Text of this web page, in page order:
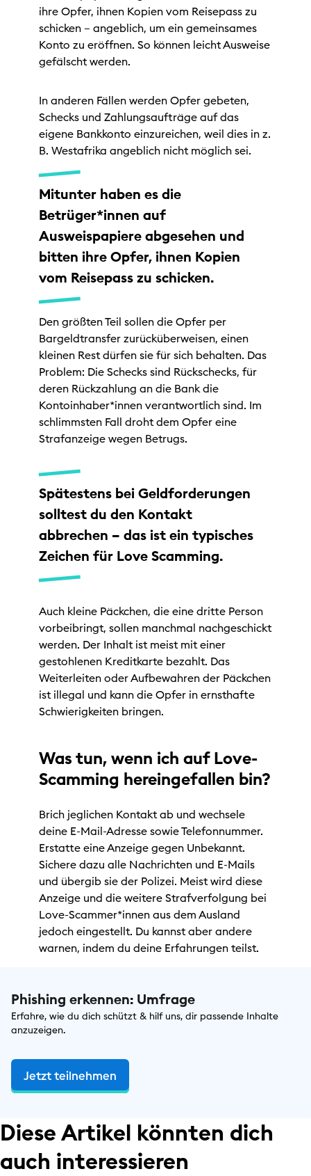
ihre Opfer, ihnen Kopien vom Reisepass zu
schicken – angeblich, um ein gemeinsames
Konto zu eröffnen. So können leicht Ausweise
gefälscht werden.
In anderen Fällen werden Opfer gebeten,
Schecks und Zahlungsaufträge auf das
eigene Bankkonto einzureichen, weil dies in z.
B. Westafrika angeblich nicht möglich sei.
Mitunter haben es die
Betrüger*innen auf
Ausweispapiere abgesehen und
bitten ihre Opfer, ihnen Kopien
vom Reisepass zu schicken.
Den größten Teil sollen die Opfer per
Bargeldtransfer zurücküberweisen, einen
kleinen Rest dürfen sie für sich behalten. Das
Problem: Die Schecks sind Rückschecks, für
deren Rückzahlung an die Bank die
Kontoinhaber*innen verantwortlich sind. Im
schlimmsten Fall droht dem Opfer eine
Strafanzeige wegen Betrugs.
Spätestens bei Geldforderungen
solltest du den Kontakt
abbrechen – das ist ein typisches
Zeichen für Love Scamming.
Auch kleine Päckchen, die eine dritte Person
vorbeibringt, sollen manchmal nachgeschickt
werden. Der Inhalt ist meist mit einer
gestohlenen Kreditkarte bezahlt. Das
Weiterleiten oder Aufbewahren der Päckchen
ist illegal und kann die Opfer in ernsthafte
Schwierigkeiten bringen.
Was tun, wenn ich auf Love-
Scamming hereingefallen bin?
Brich jeglichen Kontakt ab und wechsele
deine E-Mail-Adresse sowie Telefonnummer.
Erstatte eine Anzeige gegen Unbekannt.
Sichere dazu alle Nachrichten und E-Mails
und übergib sie der Polizei. Meist wird diese
Anzeige und die weitere Strafverfolgung bei
Love-Scammer*innen aus dem Ausland
jedoch eingestellt. Du kannst aber andere
warnen, indem du deine Erfahrungen teilst.
Phishing erkennen: Umfrage
Erfahre, wie du dich schützt & hilf uns, dir passende Inhalte
anzuzeigen.
Jetzt teilnehmen
Diese Artikel könnten dich
auch interessieren